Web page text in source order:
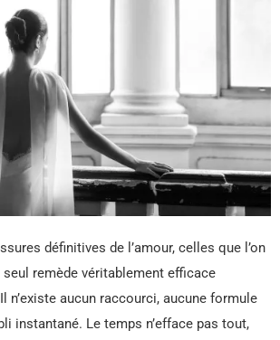
définitives de l’amour, celles que l’on
remède véritablement efficace
n’existe aucun raccourci, aucune formule
instantané. Le temps n’efface pas tout,